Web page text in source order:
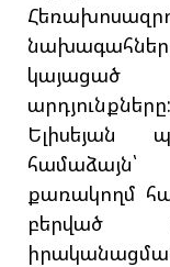
կայացած
արդյունքները:
Ելիսեյան
համաձայն՝
քառակողմ
բերված